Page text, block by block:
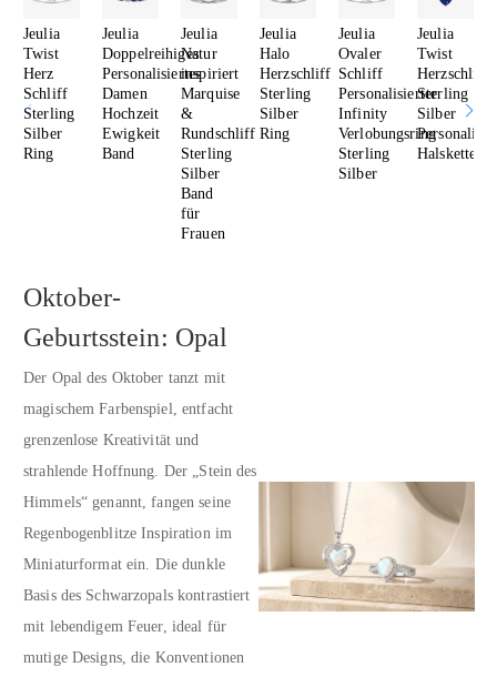
Jeulia
Twist
Herz
Schliff
Sterling
Silber
Ring
Jeulia
Doppelreihiges
Personalisiertes
Damen
Hochzeit
Ewigkeit
Band
Jeulia
Natur
inspiriert
Marquise
&
Rundschliff
Sterling
Silber
Band
für
Frauen
Jeulia
Halo
Herzschliff
Sterling
Silber
Ring
Jeulia
Ovaler
Schliff
Personalisierter
Infinity
Verlobungsring
Sterling
Silber
Jeulia
Twist
Herzschliff
Sterling
Silber
Halskette
Oktober-
Geburtsstein: Opal
Der Opal des Oktober tanzt mit
magischem Farbenspiel, entfacht
grenzenlose Kreativität und
strahlende Hoffnung. Der „Stein des
Himmels“ genannt, fangen seine
Regenbogenblitze Inspiration im
Miniaturformat ein. Die dunkle
Basis des Schwarzopals kontrastiert
mit lebendigem Feuer, ideal für
mutige Designs, die Konventionen